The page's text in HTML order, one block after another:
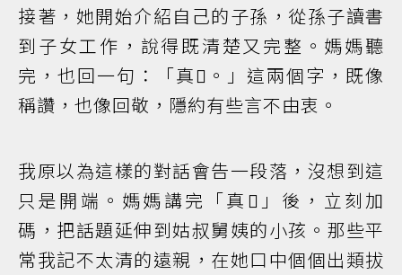
接著，她開始介紹自己的子孫，從孫子讀書
到子女工作，說得既清楚又完整。媽媽聽
完，也回一句：「真𠢕。」這兩個字，既像
稱讚，也像回敬，隱約有些言不由衷。
我原以為這樣的對話會告一段落，沒想到這
只是開端。媽媽講完「真𠢕」後，立刻加
碼，把話題延伸到姑叔舅姨的小孩。那些平
常我記不太清的遠親，在她口中個個出類拔